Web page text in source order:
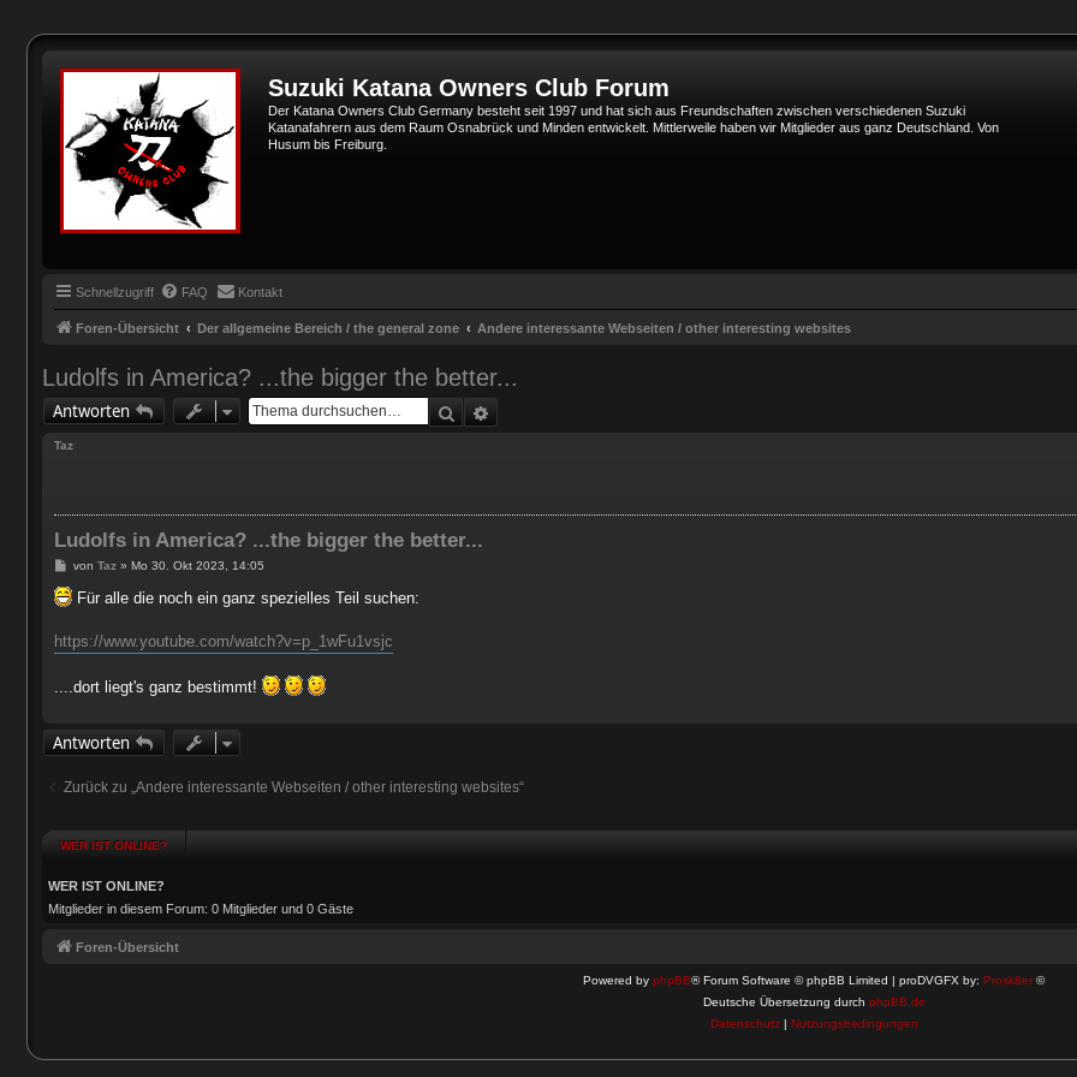
Suzuki Katana Owners Club Forum
Der Katana Owners Club Germany besteht seit 1997 und hat sich aus Freundschaften zwischen verschiedenen Suzuki
Katanafahrern aus dem Raum Osnabrück und Minden entwickelt. Mittlerweile haben wir Mitglieder aus ganz Deutschland. Von
Husum bis Freiburg.
Schnellzugriff FAQ Kontakt
Foren-Übersicht Der allgemeine Bereich / the general zone Andere interessante Webseiten / other interesting websites
Ludolfs in America? ...the bigger the better...
Antworten Suche
Taz
Ludolfs in America? ...the bigger the better...
B
i
t
a
g
von Taz» Mo 30. Okt 2023, 14:05
Für alle die noch ein ganz spezielles Teil suchen:
https://www.youtube.com/watch?v=p_1wFu1vsjc
....dort liegt's ganz bestimmt!
Antworten
Zurück zu „Andere interessante Webseiten / other interesting websites“
WER IST ONLINE?
WER IST ONLINE?
Mitglieder in diesem Forum: 0 Mitglieder und 0 Gäste
Foren-Übersicht
Powered by phpBB® Forum Software © phpBB Limited | proDVGFX by: Prosk8er ©
Deutsche Übersetzung durch phpBB.de
Datenschutz| Nutzungsbedingungen